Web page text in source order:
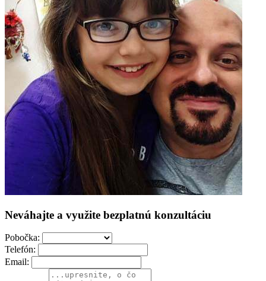
Neváhajte a využite bezplatnú konzultáciu
Pobočka:
Telefón:
Email: